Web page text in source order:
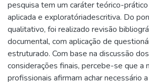
pesquisa tem um caráter teórico-
aplicada e exploratóriadescritiva. Do
qualitativo, foi realizado revisão
documental, com aplicação de
estruturado. Com base na discussão
considerações finais, percebe-se que a
profissionais afirmam achar necessário